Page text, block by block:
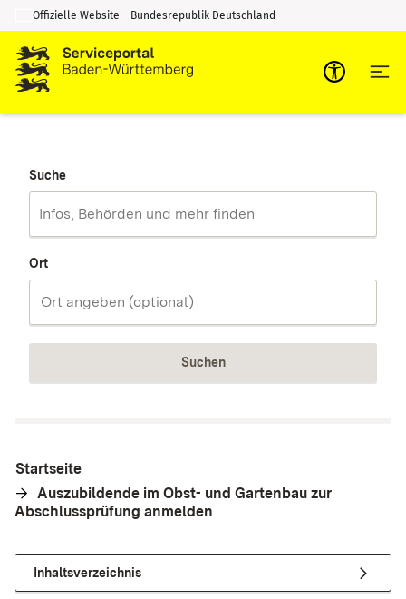
Zum Inhalt springen
Zur Suche springen
Offizielle Website – Bundesrepublik Deutschland
Suche
Ort
Suchen
Startseite
Auszubildende im Obst- und Gartenbau zur
Abschlussprüfung anmelden
Inhaltsverzeichnis